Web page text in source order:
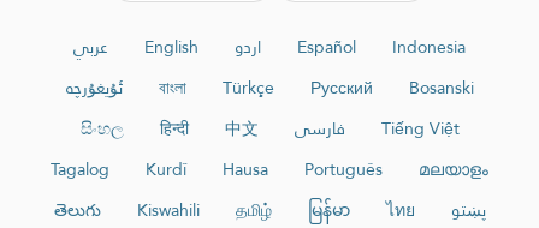
عربي English اردو Español
Indonesia
ئۇيغۇرچە
বাংলা Türkçe Русский
Bosanski
සිංහල
हिन्दी 中文 فارسی
Tiếng Việt
Tagalog
Kurdî Hausa Português
മലയാളം
తెలుగు
Kiswahili தமிழ் မြန်မာ ไทย
پښتو